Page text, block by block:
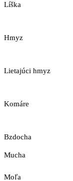
Líška
Hmyz
Lietajúci hmyz
Komáre
Bzdocha
Mucha
Moľa